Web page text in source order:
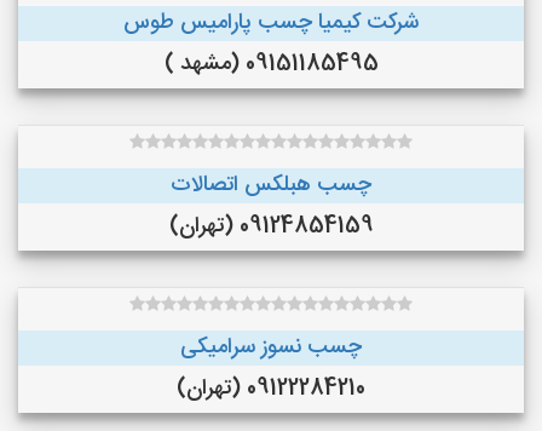
شرکت کیمیا چسب پارامیس طوس
09151185495 (مشهد )
چسب هبلکس اتصالات
09124854159 (تهران)
چسب نسوز سرامیکی
09122284210 (تهران)